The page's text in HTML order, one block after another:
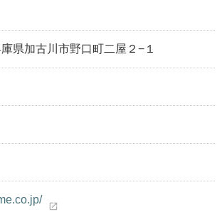
県加古川市野口町二屋２−１
open_in_new